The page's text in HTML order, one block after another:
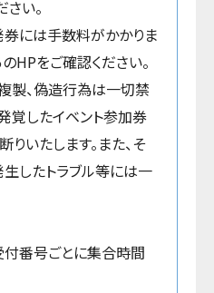
い。
券には手数料がかかりま
HPをご確認ください。
製、偽造行為は一切禁
覚したイベント参加券
いたします。また、そ
したトラブル等には一
付番号ごとに集合時間